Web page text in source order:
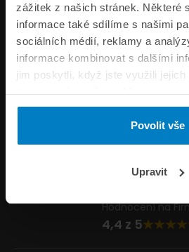
zážitek z našich stránek. Některé
informace také sdílíme s našimi
sociálních médií, reklamy a
informace kombinovat s dalšími
jim poskytli, když jste využili jejich
tomu prosím svůj souhlas.
Povolit vše
Upravit
Pojišťovny
Informace
ePojisteni.cz
Formuláře
Napište nám
Hodnocení na
4,4 z 5